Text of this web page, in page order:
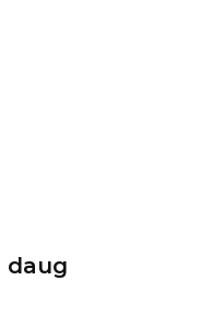
daug